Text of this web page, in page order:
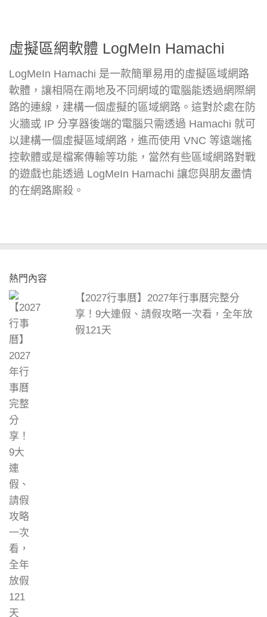
虛擬區網軟體 LogMeIn Hamachi
LogMeIn Hamachi 是一款簡單易用的虛擬區域網路
軟體，讓相隔在兩地及不同網域的電腦能透過網際網
路的連線，建構一個虛擬的區域網路。這對於處在防
火牆或 IP 分享器後端的電腦只需透過 Hamachi 就可
以建構一個虛擬區域網路，進而使用 VNC 等遠端搖
控軟體或是檔案傳輸等功能，當然有些區域網路對戰
的遊戲也能透過 LogMeIn Hamachi 讓您與朋友盡情
的在網路廝殺。
熱門內容
【2027行事曆】2027年行事曆完整分
享！9大連假、請假攻略一次看，全年放
假121天